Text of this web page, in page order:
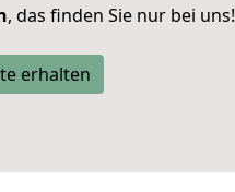
, das finden Sie nur bei uns!
erhalten